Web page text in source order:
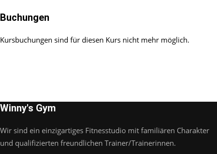
Buchungen
Kursbuchungen sind für diesen Kurs nicht mehr möglich.
Winny's Gym
Wir sind ein einzigartiges Fitnesstudio mit familiären Charakter
und qualifizierten freundlichen Trainer/Trainerinnen.